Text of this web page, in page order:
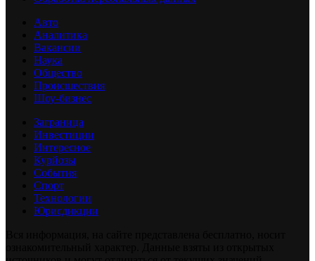
Авто
Аналитика
Вакансии
Наука
Общество
Происшествия
Шоу-бизнес
Заграница
Инвестиции
Интересное
Курйозы
События
Спорт
Технологии
Юрисдикции